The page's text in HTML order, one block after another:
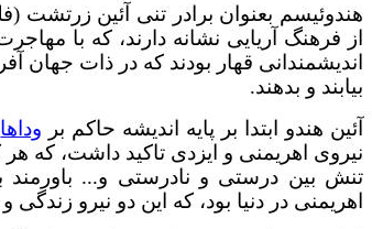
هندوئیسم بعنوان برادر تنی آئین زرتشت
از فرهنگ آریایی نشانه دارند، که با
اندیشمندانی قهار بودند که در ذات جهان
بیابند و بدهند.
آئین هندو ابتدا بر پایه اندیشه حاکم بر وداها
نیروی اهریمنی و ایزدی تاکید داشت، که
تنش بین درستی و نادرستی و... باورمند
اهریمنی در دنیا بود، که این دو نیرو زندگی